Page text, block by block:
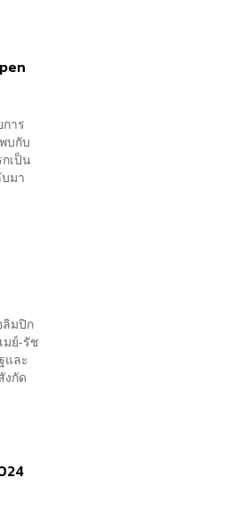
าร
บกับ
เป็น
มา
ลิมปิก
มย์-รัช
และ
กัด